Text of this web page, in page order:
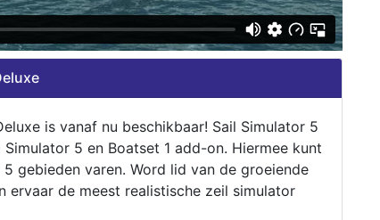
is vanaf nu beschikbaar! Sail Simulator 5
Simulator 5 en Boatset 1 add-on. Hiermee kunt
gebieden varen. Word lid van de groeiende
ervaar de meest realistische zeil simulator